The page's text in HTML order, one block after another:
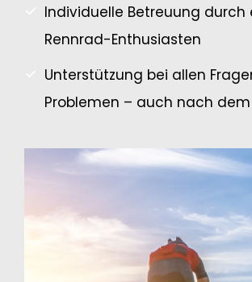
Individuelle Betreuung durch
Rennrad-Enthusiasten
Unterstützung bei allen
Problemen – auch nach